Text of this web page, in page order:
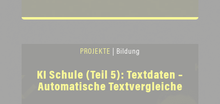
PROJEKTE | Bildung
KI Schule (Teil 5): Textdaten –
Automatische Textvergleiche